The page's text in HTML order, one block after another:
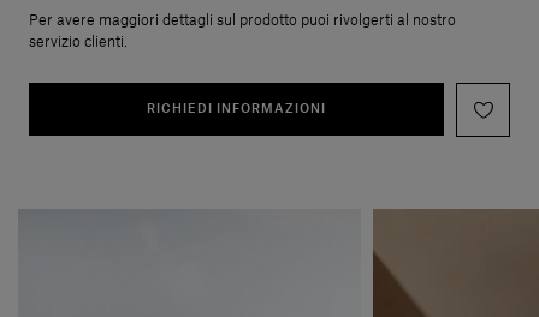
Per avere maggiori dettagli sul prodotto puoi rivolgerti al nostro
servizio clienti.
RICHIEDI INFORMAZIONI